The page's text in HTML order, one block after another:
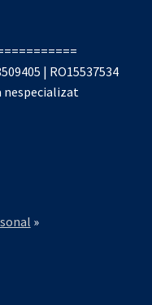
| RO15537534
nespecializat
»